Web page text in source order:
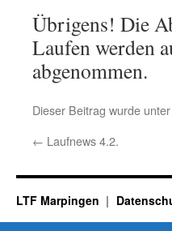
Übrigens! Die
Laufen werden
abgenommen.
Dieser Beitrag wurde unter
← Laufnews 4.2.
LTF Marpingen